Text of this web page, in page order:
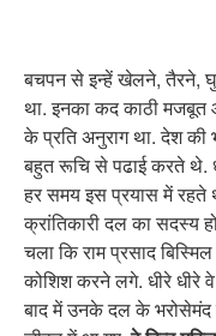
बचपन से इन्हें खेलने, तैरने,
था. इनका कद काठी
के प्रति अनुराग था. देश
बहुत रूचि से पढाई करते थे.
हर समय इस प्रयास में रहते
क्रांतिकारी दल का सदस्य
चला कि राम प्रसाद
कोशिश करने लगे. धीरे धीरे
बाद में उनके दल के भरोसेमंद